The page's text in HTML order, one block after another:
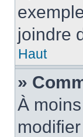
joindre
Haut
»
À